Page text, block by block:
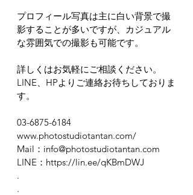
プロフィール写真は主に白い背景で撮
影することが多いですが、カジュアル
な雰囲気での撮影も可能です。
詳しくはお気軽にご相談ください。
LINE、HPよりご連絡お待ちしておりま
す。
03-6875-6184
www.photostudiotantan.com/
Mail：info@photostudiotantan.com
LINE：https://lin.ee/qKBmDWJ
.
.